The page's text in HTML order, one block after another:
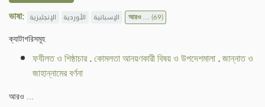
ভাষা: الإنجليزية الأوردية الإسبانية আরও ...(69)
ক্যাটাগরিসমূহ
ফযীলত ও শিষ্ঠাচার.কোমলতা আনয়ণকারী বিষয় ও উপদেশমালা.জান্নাত ও
জাহান্নামের বর্ণনা
আরও ...